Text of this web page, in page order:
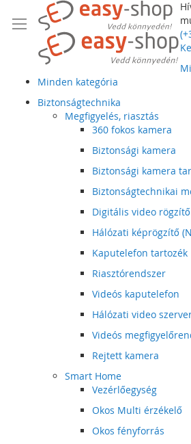
Minden kategória
Biztonságtechnika
Megfigyelés, riasztás
360 fokos kamera
Biztonsági kamera
Biztonsági kamera
Biztonságtechnikai
Digitális video rögzítő
Hálózati képrögzítő
Kaputelefon tartozék
Riasztórendszer
Videós kaputelefon
Hálózati video
Videós
Rejtett kamera
Smart Home
Vezérlőegység
Okos Multi érzékelő
Okos fényforrás